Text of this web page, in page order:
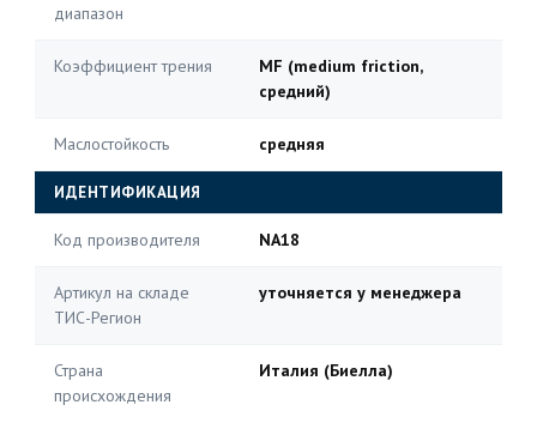
диапазон
Коэффициент трения
MF (medium friction,
средний)
Маслостойкость средняя
ИДЕНТИФИКАЦИЯ
Код производителя NA18
Артикул на складе
ТИС-Регион
уточняется у менеджера
Страна
происхождения
Италия (Биелла)